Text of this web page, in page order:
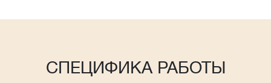
СПЕЦИФИКА РАБОТЫ